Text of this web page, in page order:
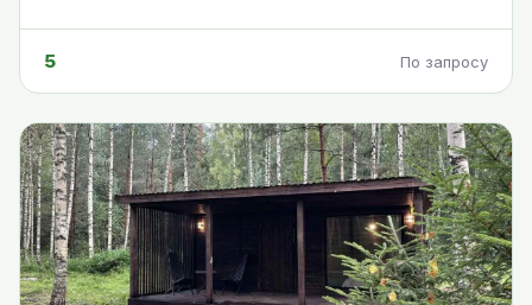
5 По запросу